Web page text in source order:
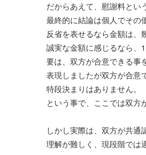
だからあえて、慰謝料という
最終的に結論は個人でその
反省を表せるなら金額は、幾
誠実な金額に感じるなら、1
要は、双方が合意できる事
表現しましたが双方が合意で
特段決まりはありません。
という事で、ここでは双方
しかし実際は、双方が共通
理解が難しく、現段階では